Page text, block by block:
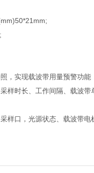
，实现载波带用量预警功能
时长、工作间隔、载波带
样口，光源状态、载波带电